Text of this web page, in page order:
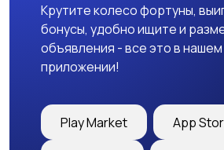
Крутите колесо фортуны,
бонусы, удобно ищите и
объявления - все это в
приложении!
Play Market App